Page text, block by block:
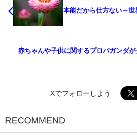
本能だから仕方ない～
赤ちゃんや子供に関するプロパガンダが
Xでフォローしよう
RECOMMEND